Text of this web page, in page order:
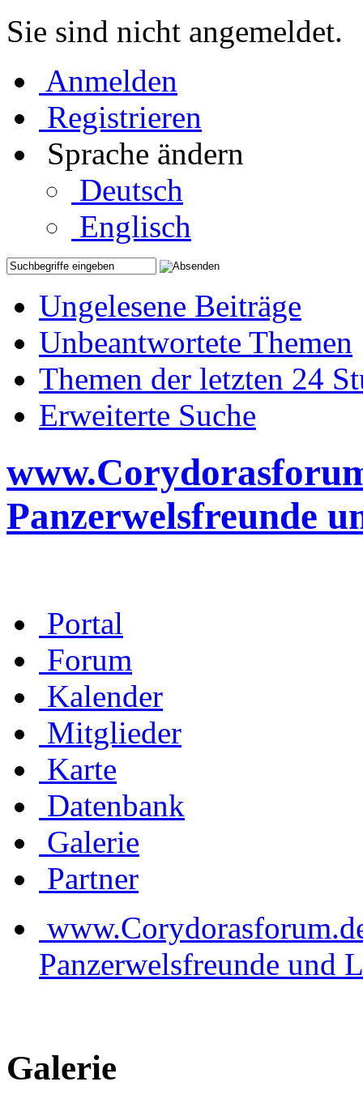
Sie sind nicht angemeldet.
Anmelden
Registrieren
Sprache ändern
Deutsch
Englisch
Ungelesene Beiträge
Unbeantwortete Themen
Themen der letzten 24
Erweiterte Suche
Panzerwelsfreunde
Portal
Forum
Kalender
Mitglieder
Karte
Datenbank
Galerie
Partner
Panzerwelsfreunde und
Galerie